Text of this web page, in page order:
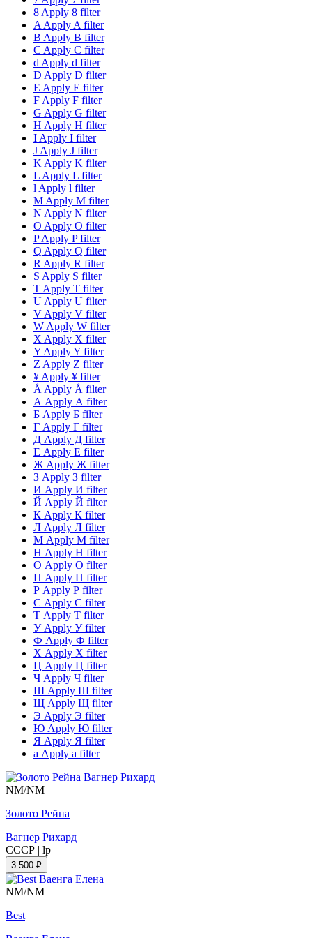
8 Apply 8 filter
A Apply A filter
B Apply B filter
C Apply C filter
d Apply d filter
D Apply D filter
E Apply E filter
F Apply F filter
G Apply G filter
H Apply H filter
I Apply I filter
J Apply J filter
K Apply K filter
L Apply L filter
l Apply l filter
M Apply M filter
N Apply N filter
O Apply O filter
PApply P filter
Q Apply Q filter
R Apply R filter
S Apply S filter
T Apply T filter
U Apply U filter
V Apply V filter
W Apply W filter
X Apply X filter
Y Apply Y filter
Z Apply Z filter
¥ Apply ¥ filter
Å Apply Å filter
А Apply А filter
Б Apply Б filter
Г Apply Г filter
Д Apply Д filter
Е Apply Е filter
Ж Apply Ж filter
З Apply З filter
И Apply И filter
Й Apply Й filter
К Apply К filter
Л Apply Л filter
М Apply М filter
Н Apply Н filter
О Apply О filter
П Apply П filter
Р Apply Р filter
С Apply С filter
Т Apply Т filter
УApply У filter
Ф Apply Ф filter
Х Apply Х filter
Ц Apply Ц filter
Ч Apply Ч filter
Ш Apply Ш filter
Щ Apply Щ filter
Э Apply Э filter
Ю Apply Ю filter
Я Apply Я filter
а Apply а filter
NM/NM
Золото Рейна
Вагнер Рихард
СССР | lp
3 500 ₽
NM/NM
Best